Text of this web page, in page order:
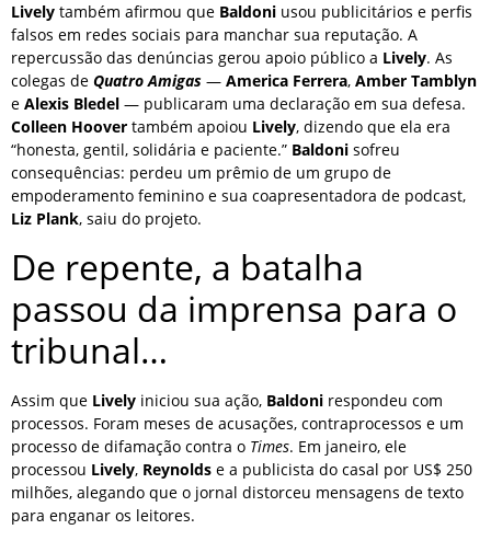
Lively também afirmou que Baldoni usou publicitários e perfis
falsos em redes sociais para manchar sua reputação. A
repercussão das denúncias gerou apoio público a Lively. As
colegas de Quatro Amigas — America Ferrera, Amber Tamblyn
e Alexis Bledel — publicaram uma declaração em sua defesa.
Colleen Hoover também apoiou Lively, dizendo que ela era
“honesta, gentil, solidária e paciente.” Baldoni sofreu
consequências: perdeu um prêmio de um grupo de
empoderamento feminino e sua coapresentadora de podcast,
Liz Plank, saiu do projeto.
De repente, a batalha
passou da imprensa para o
tribunal…
Assim que Lively iniciou sua ação, Baldoni respondeu com
processos. Foram meses de acusações, contraprocessos e um
processo de difamação contra o Times. Em janeiro, ele
processou Lively, Reynolds e a publicista do casal por US$ 250
milhões, alegando que o jornal distorceu mensagens de texto
para enganar os leitores.